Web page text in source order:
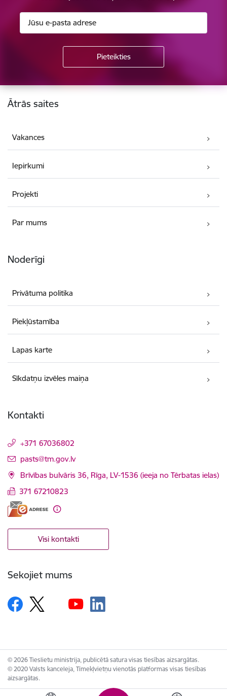
Kājene
Ātrās saites
Vakances
Iepirkumi
Projekti
Par mums
Noderīgi
Privātuma politika
Piekļūstamība
Lapas karte
Sīkdatņu izvēles maiņa
Kontakti
+371 67036802
E-pasts:
pasts@tm.gov.lv
Brīvības bulvāris 36, Rīga, LV-1536 (ieeja no Tērbatas ielas)
371 67210823
Visi kontakti
Sekojiet mums
© 2026 Tieslietu ministrija, publicētā satura visas tiesības aizsargātas.
© 2020 Valsts kanceleja, Tīmekļvietņu vienotās platformas visas tiesības
aizsargātas.